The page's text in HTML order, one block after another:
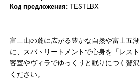
Код предложения: TESTLBX
富士山の麓に広がる豊かな自然や富士五
に、スパトリートメントで心身を「レス
客室やヴィラでゆっくりと眠りにつく贅
ください。